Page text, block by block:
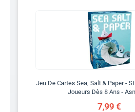
Jeu De Cartes Sea, Salt & Paper -
Joueurs Dès 8 Ans -
7,99 €